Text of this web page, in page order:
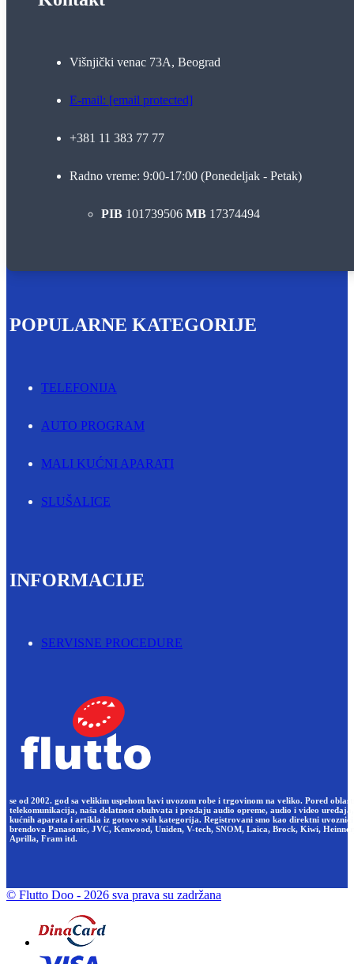
Višnjički venac 73A, Beograd
E-mail: [email protected]
+381 11 383 77 77
Radno vreme: 9:00-17:00 (Ponedeljak - Petak)
PIB 101739506 MB 17374494
POPULARNE KATEGORIJE
TELEFONIJA
AUTO PROGRAM
MALI KUĆNI APARATI
SLUŠALICE
INFORMACIJE
SERVISNE PROCEDURE
se od 2002. god sa velikim uspehom bavi uvozom robe i trgovinom na veliko. Pored
telekomunikacija, naša delatnost obuhvata i prodaju audio opreme, audio i video uređaja,
kućnih aparata i artikla iz gotovo svih kategorija. Registrovani smo kao direktni uvoznici
brendova Panasonic, JVC, Kenwood, Uniden, V-tech, SNOM, Laica, Brock, Kiwi,
Aprilla, Fram itd.
© Flutto Doo - 2026 sva prava su zadržana